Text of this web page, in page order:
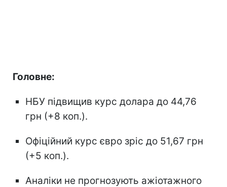
Головне:
НБУ підвищив курс долара до 44,76
грн (+8 коп.).
Офіційний курс євро зріс до 51,67 грн
(+5 коп.).
Аналіки не прогнозують ажіотажного